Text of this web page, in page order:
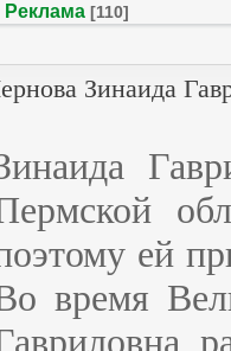
Реклама [110]
Зинаида
ей
время